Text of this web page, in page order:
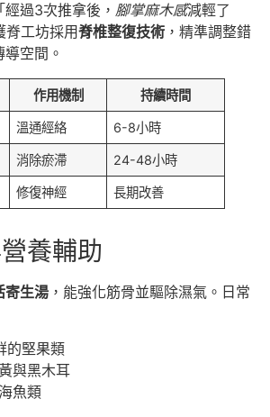
過3次推拿後， 腳掌麻木感減輕了
脊工坊採用脊椎整復技術 ，精準調整錯
空間。
作用機制 持續時間
溫通經絡 6-8小時
消除瘀滯 24-48小時
修復神經 長期改善
養輔助
寄生湯 ，能強化筋骨並驅除濕氣。日常
的堅果類
與黑木耳
魚類